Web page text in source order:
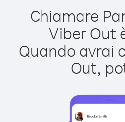
Chiamare
Viber Out
Quando avrai
Out,